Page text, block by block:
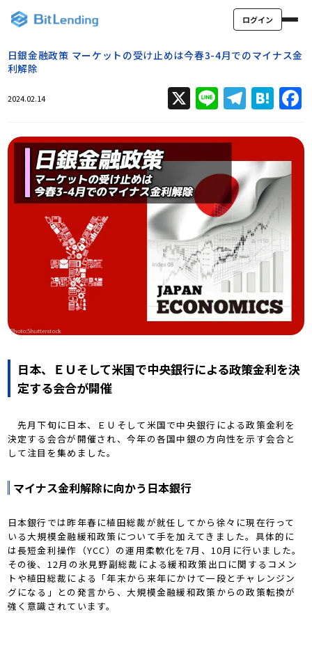
ログイン
日銀金融政策 マーケットの受け止めは今春3-4月でのマイナス金
利解除
2024.02.14 X Line
日本、ＥＵそして米国で中央銀行による政策金利を決
定する会合が開催
先月下旬に日本、ＥＵそして米国で中央銀行による政策金利を
決定する会合が開催され、今年の各国中銀の方向性を示す会合と
して注目を集めました。
マイナス金利解除に向かう日本銀行
日本銀行では昨年春に植田総裁が就任してから徐々に現在行って
いる大規模金融緩和政策について手を加えてきました。具体的に
は長短金利操作（YCC）の運用柔軟化を7月、10月に行いました。
その後、12月の氷見野副総裁による緩和政策出口に関するコメン
トや植田総裁による「年末から来年にかけて一段とチャレンジン
グになる」との発言から、大規模金融緩和政策からの政策転換が
強く意識されています。